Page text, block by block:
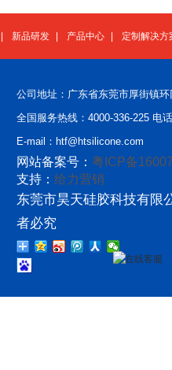
新品研发 产品中心 定制解决方
公司地址：广东省东莞市厚街镇
全国服务热线：4000-336-225 电
E-mail：htf@htsilicone.com
网站备案号： 粤ICP备
支持： 给力营销
东莞市昊天硅胶科技有限
者必究
在线客服